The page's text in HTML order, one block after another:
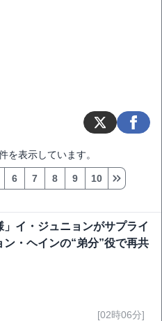
を表示しています。
6 7 8 9 10
」イ・ジュニョンがサプライ
ン・ヘインの“弟分”役で再共
[02時06分]